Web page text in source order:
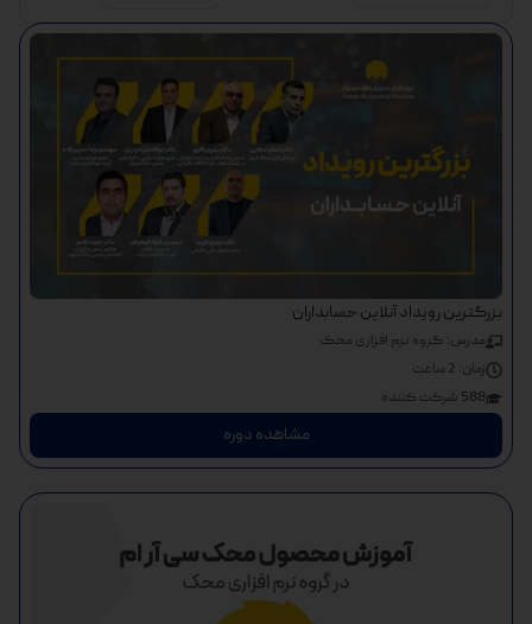
بزرگترین رویداد آنلاین حسابداران
مدرس: گروه نرم افزاری محک
زمان: 2 ساعت
588 شرکت کننده
مشاهده دوره